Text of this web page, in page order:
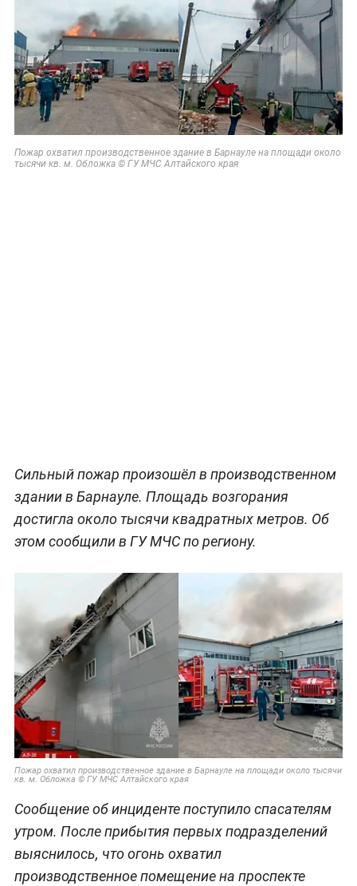
Пожар охватил производственное здание в Барнауле на площади около
тысячи кв. м. Обложка © ГУ МЧС Алтайского края
Сильный пожар произошёл в производственном
здании в Барнауле. Площадь возгорания
достигла около тысячи квадратных метров. Об
этом сообщили в ГУ МЧС по региону.
Пожар охватил производственное здание в Барнауле на площади около тысячи
кв. м. Обложка © ГУ МЧС Алтайского края
Сообщение об инциденте поступило спасателям
утром. После прибытия первых подразделений
выяснилось, что огонь охватил
производственное помещение на проспекте